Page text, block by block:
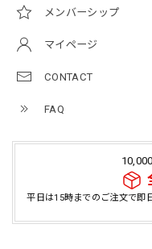
メンバーシップ
マイページ
CONTACT
FAQ
平日は15時までのご注文で